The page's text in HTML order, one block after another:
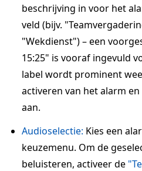
beschrijving in voor het
veld (bijv.
"Wekdienst") – een
15:25" is vooraf ingevuld
label wordt prominent
activeren van het alarm
aan.
Audioselectie: Kies een
keuzemenu. Om de
beluisteren, activeer de